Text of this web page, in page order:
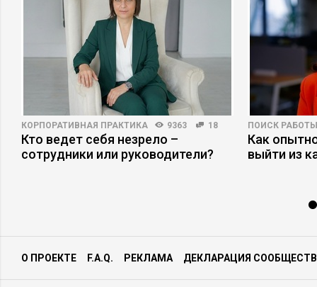
КОРПОРАТИВНАЯ ПРАКТИКА 9363 18
Кто ведет себя незрело –
сотрудники или руководители?
ПОИСК РАБОТЫ
Как
выйти из
О ПРОЕКТЕ F.A.Q. РЕКЛАМА ДЕКЛАРАЦИЯ